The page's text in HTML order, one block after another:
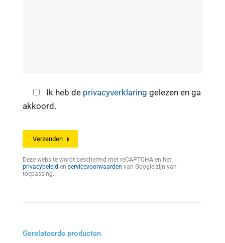
Ik heb de privacyverklaring gelezen en ga
akkoord.
Deze website wordt beschermd met reCAPTCHA en het
privacybeleid en servicevoorwaarden van Google zijn van
toepassing.
Gerelateerde producten